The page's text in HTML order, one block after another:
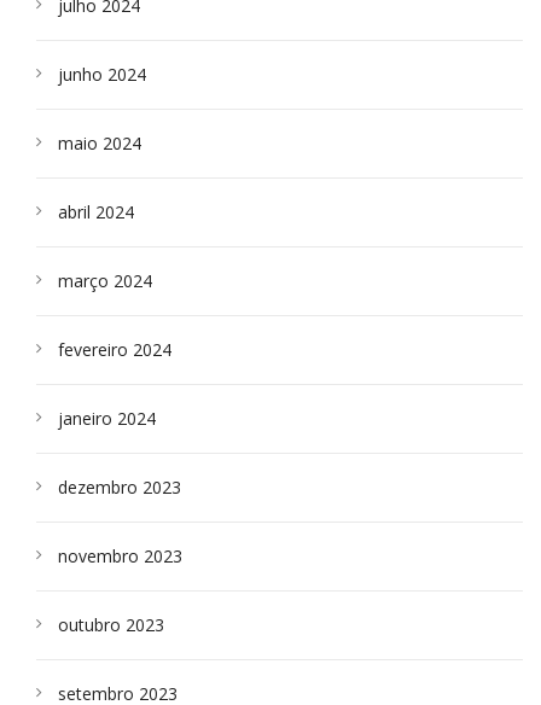
julho 2024
junho 2024
maio 2024
abril 2024
março 2024
fevereiro 2024
janeiro 2024
dezembro 2023
novembro 2023
outubro 2023
setembro 2023